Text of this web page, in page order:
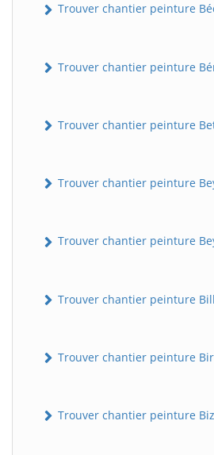
Trouver chantier peinture
Trouver chantier peinture
Trouver chantier peinture
Trouver chantier peinture
Trouver chantier peinture
Trouver chantier peinture
Trouver chantier peinture
Trouver chantier peinture